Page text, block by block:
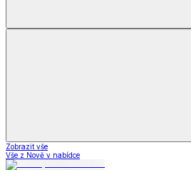
Zobrazit vše
Vše z Nově v nabídce